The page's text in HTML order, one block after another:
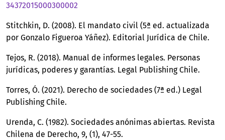
34372015000300002
Stitchkin, D. (2008). El mandato civil (5ª ed. actualizada
por Gonzalo Figueroa Yáñez). Editorial Jurídica de Chile.
Tejos, R. (2018). Manual de informes legales. Personas
jurídicas, poderes y garantías. Legal Publishing Chile.
Torres, Ó. (2021). Derecho de sociedades (7ª ed.) Legal
Publishing Chile.
Urenda, C. (1982). Sociedades anónimas abiertas. Revista
Chilena de Derecho, 9, (1), 47-55.